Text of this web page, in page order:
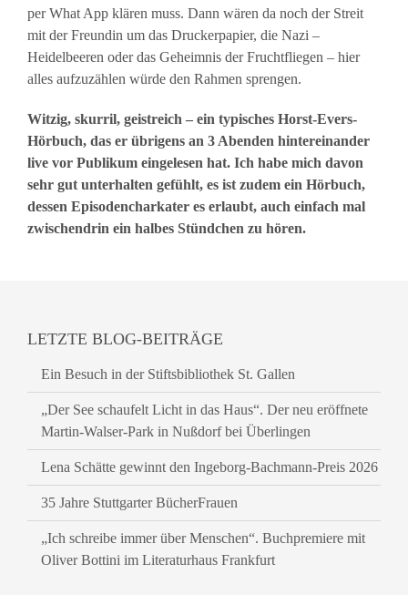
per What App klären muss. Dann wären da noch der Streit
mit der Freundin um das Druckerpapier, die Nazi –
Heidelbeeren oder das Geheimnis der Fruchtfliegen – hier
alles aufzuzählen würde den Rahmen sprengen.
Witzig, skurril, geistreich – ein typisches Horst-Evers-
Hörbuch, das er übrigens an 3 Abenden hintereinander
live vor Publikum eingelesen hat. Ich habe mich davon
sehr gut unterhalten gefühlt, es ist zudem ein Hörbuch,
dessen Episodencharkater es erlaubt, auch einfach mal
zwischendrin ein halbes Stündchen zu hören.
LETZTE BLOG-BEITRÄGE
Ein Besuch in der Stiftsbibliothek St. Gallen
„Der See schaufelt Licht in das Haus“. Der neu eröffnete
Martin-Walser-Park in Nußdorf bei Überlingen
Lena Schätte gewinnt den Ingeborg-Bachmann-Preis 2026
35 Jahre Stuttgarter BücherFrauen
„Ich schreibe immer über Menschen“. Buchpremiere mit
Oliver Bottini im Literaturhaus Frankfurt